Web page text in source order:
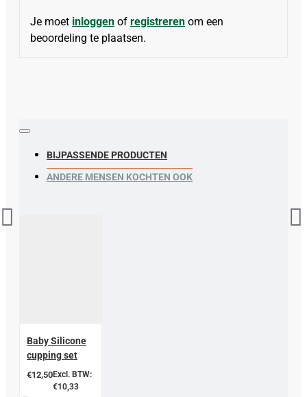
Je moet inloggen of registreren om een
beoordeling te plaatsen.
BIJPASSENDE PRODUCTEN
ANDERE MENSEN KOCHTEN OOK
Baby Silicone
cupping set
€12,50Excl. BTW:
€10,33